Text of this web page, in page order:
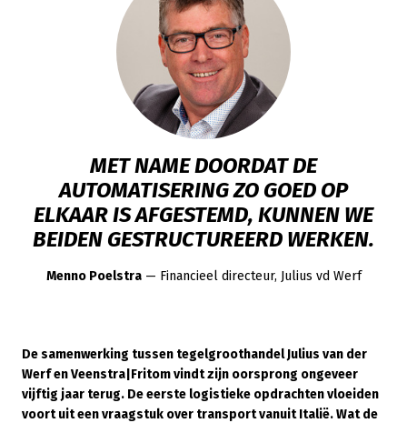
MET NAME DOORDAT DE
AUTOMATISERING ZO GOED OP
ELKAAR IS AFGESTEMD, KUNNEN WE
BEIDEN GESTRUCTUREERD WERKEN.
Menno Poelstra— Financieel directeur, Julius vd Werf
De samenwerking tussen tegelgroothandel Julius van der
Werf en Veenstra|Fritom vindt zijn oorsprong ongeveer
vijftig jaar terug. De eerste logistieke opdrachten vloeiden
voort uit een vraagstuk over transport vanuit Italië. Wat de